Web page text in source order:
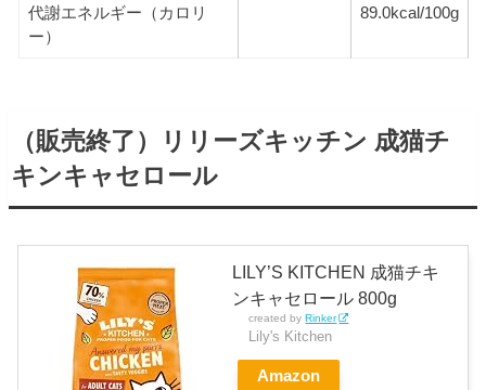
代謝エネルギー（カロリ
ー）
89.0kcal/100g
（販売終了）リリーズキッチン 成猫チ
キンキャセロール
LILY’S KITCHEN 成猫チキ
ンキャセロール 800g
created byRinker
Lily's Kitchen
Amazon